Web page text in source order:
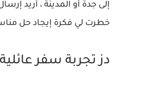
إلى جدة أو المدينة ، أريد
خطرت لي فكرة إيجاد حل
دز تجربة سفر